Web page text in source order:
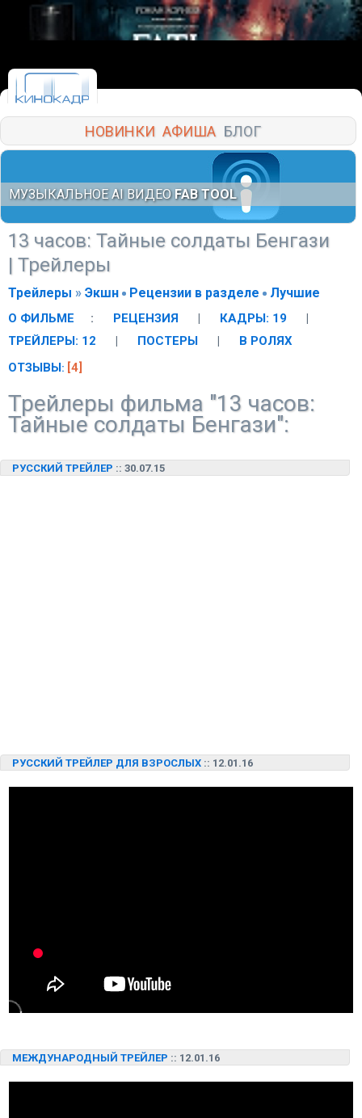
НОВИНКИ АФИША БЛОГ
МУЗЫКАЛЬНОЕ AI ВИДЕО FAB TOOL
13 часов: Тайные солдаты Бенгази
| Трейлеры
Трейлеры » Экшн Рецензии в разделе Лучшие
О ФИЛЬМЕ : РЕЦЕНЗИЯ | КАДРЫ: 19
|
ТРЕЙЛЕРЫ: 12
| ПОСТЕРЫ |
В РОЛЯХ
ОТЗЫВЫ: [4]
Трейлеры фильма "13 часов:
Тайные солдаты Бенгази":
РУССКИЙ ТРЕЙЛЕР :: 30.07.15
РУССКИЙ ТРЕЙЛЕР ДЛЯ ВЗРОСЛЫХ :: 12.01.16
МЕЖДУНАРОДНЫЙ ТРЕЙЛЕР :: 12.01.16